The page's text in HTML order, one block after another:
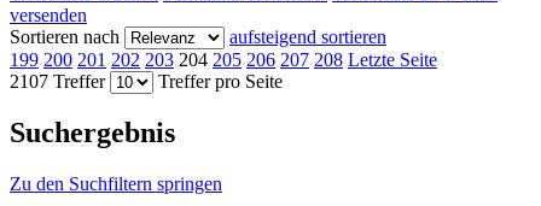
versenden
Sortieren nach
aufsteigend sortieren
199 200 201 202 203 204 205 206 207 208 Letzte Seite
2107 Treffer
Treffer pro Seite
Suchergebnis
Zu den Suchfiltern springen